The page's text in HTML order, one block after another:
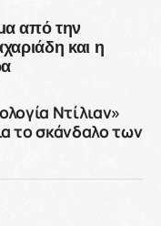
από την
και η
Ντίλιαν»
το σκάνδαλο των